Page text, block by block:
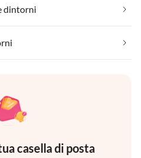
dintorni
casella di posta